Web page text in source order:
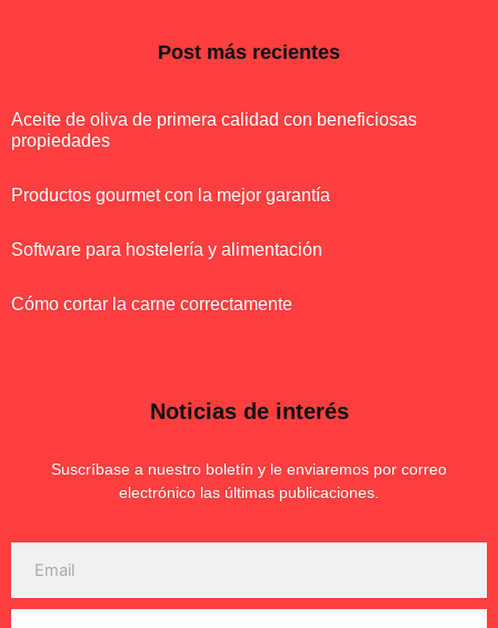
Post más recientes
Aceite de oliva de primera calidad con beneficiosas
propiedades
Productos gourmet con la mejor garantía
Software para hostelería y alimentación
Cómo cortar la carne correctamente
Noticias de interés
Suscríbase a nuestro boletín y le enviaremos por correo
electrónico las últimas publicaciones.